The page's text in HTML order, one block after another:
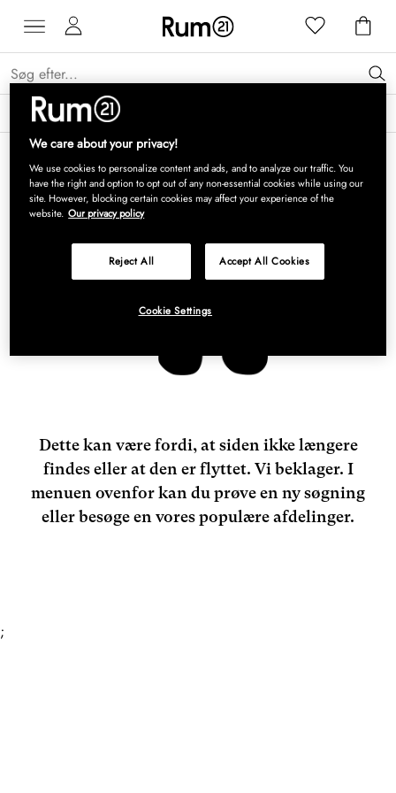
Få 15 % på Grythyttan Stålmöbler* →
Dette kan være fordi, at siden ikke længere
findes eller at den er flyttet. Vi beklager. I
menuen ovenfor kan du prøve en ny søgning
eller besøge en vores populære afdelinger.
;
We care about your privacy!
We use cookies to personalize content and ads, and to analyze our traffic. You
have the right and option to opt out of any non-essential cookies while using our
site. However, blocking certain cookies may affect your experience of the
website. Our privacy policy
Reject All Accept All Cookies
Cookie Settings